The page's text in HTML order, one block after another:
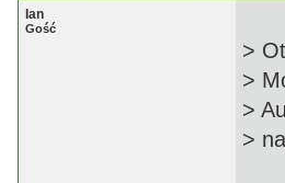
Ian
Gość
>
>
>
>